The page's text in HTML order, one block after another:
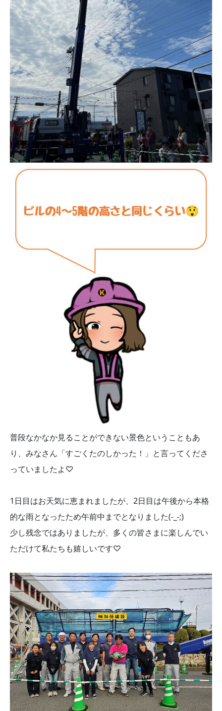
普段なかなか見ることができない景色ということもあ
り、みなさん「すごくたのしかった！」と言ってくださ
っていましたよ♡
1日目はお天気に恵まれましたが、2日目は午後から本格
的な雨となったため午前中までとなりました(-_-;)
少し残念ではありましたが、多くの皆さまに楽しんでい
ただけて私たちも嬉しいです♡